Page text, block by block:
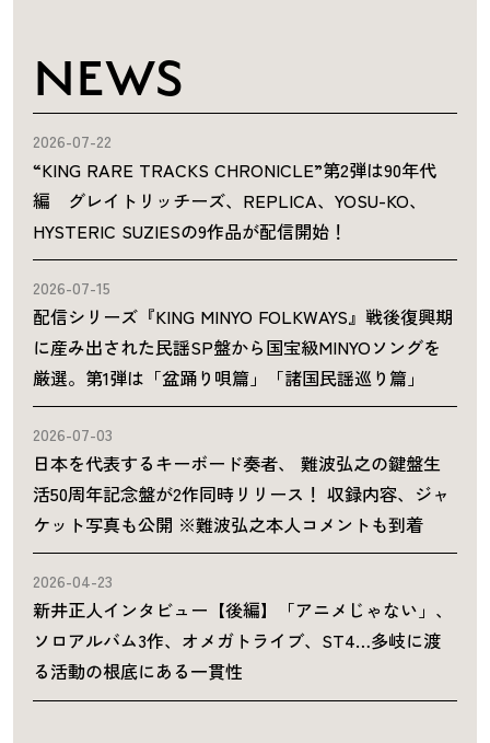
NEWS
2026-07-22
“KING RARE TRACKS CHRONICLE”第2弾は90年代
編 グレイトリッチーズ、REPLICA、YOSU-KO、
HYSTERIC SUZIESの9作品が配信開始！
2026-07-15
配信シリーズ『KING MINYO FOLKWAYS』戦後復興期
に産み出された民謡SP盤から国宝級MINYOソングを
厳選。第1弾は「盆踊り唄篇」「諸国民謡巡り篇」
2026-07-03
日本を代表するキーボード奏者、 難波弘之の鍵盤生
活50周年記念盤が2作同時リリース！ 収録内容、ジャ
ケット写真も公開 ※難波弘之本人コメントも到着
2026-04-23
新井正人インタビュー【後編】「アニメじゃない」、
ソロアルバム3作、オメガトライブ、ST4…多岐に渡
る活動の根底にある一貫性